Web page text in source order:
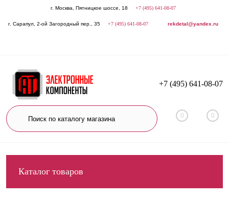
г. Москва, Пятницкое шоссе, 18 +7 (495) 641-08-07
г. Сарапул, 2-ой Загородный пер., 35 +7 (495) 641-08-07 rekdetal@yandex.ru
+7 (495) 641-08-07
0 0
Каталог товаров